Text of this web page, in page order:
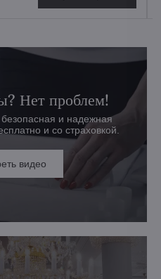
Нет проблем!
и надежная
и со страховкой.
видео